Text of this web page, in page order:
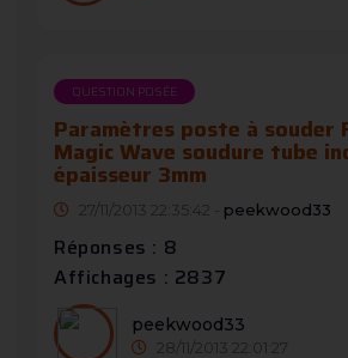
QUESTION POSÉE
Paramètres poste à souder
Magic Wave soudure tube
épaisseur 3mm
27/11/2013 22:35:42 - peekwood33
Réponses : 8
Affichages : 2837
peekwood33
28/11/2013 22:01:27